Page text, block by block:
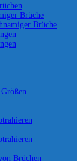
Brüche
Brüche
Brüchen